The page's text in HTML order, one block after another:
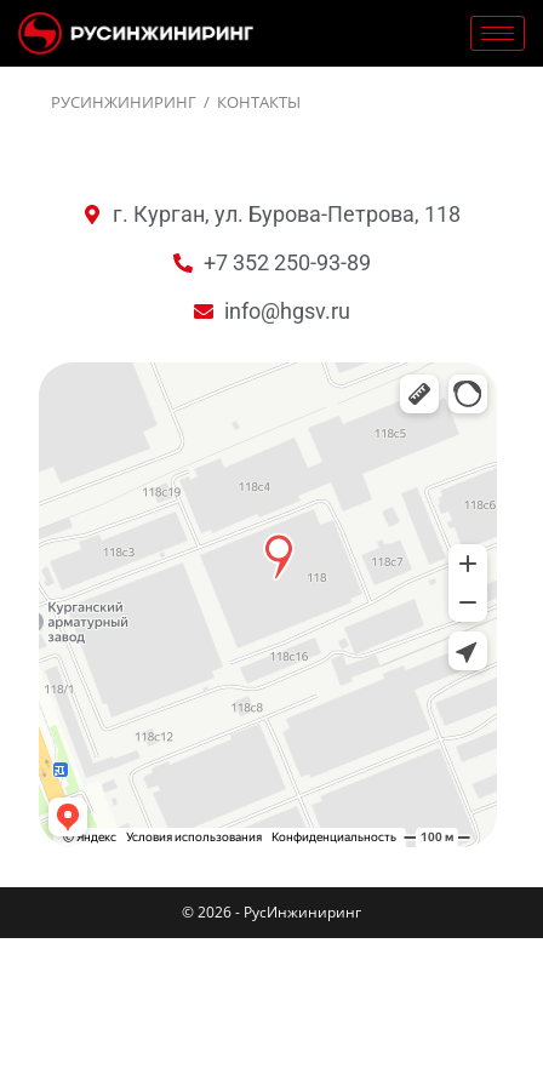
РУСИНЖИНИРИНГ / КОНТАКТЫ
г. Курган, ул. Бурова-Петрова, 118
+7 352 250-93-89
info@hgsv.ru
© 2026 - РусИнжиниринг